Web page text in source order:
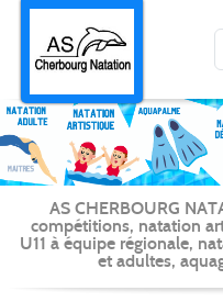
AS CHERBOURG
compétitions, natation
U11 à équipe régionale,
et adultes,
Panneau de gestion des